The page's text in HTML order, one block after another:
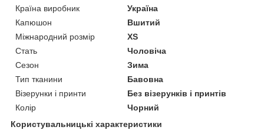
Країна виробник
Україна
Капюшон
Вшитий
Міжнародний розмір
XS
Стать
Чоловіча
Сезон
Зима
Тип тканини
Бавовна
Візерунки і принти
Без візерунків і принтів
Колір
Чорний
Користувальницькі характеристики